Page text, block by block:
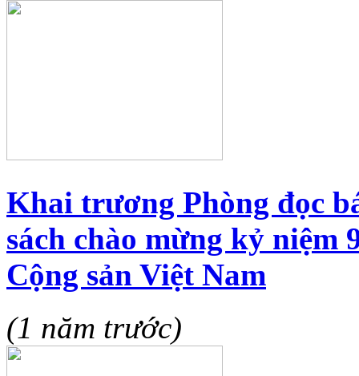
Khai trương Phòng đọc
sách chào mừng kỷ niệm
Cộng sản Việt Nam
(1 năm trước)